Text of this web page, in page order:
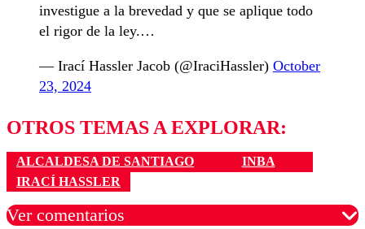
investigue a la brevedad y que se aplique todo
el rigor de la ley.…
— Irací Hassler Jacob (@IraciHassler) October
23, 2024
OTROS TEMAS A EXPLORAR:
ALCALDESA DE SANTIAGO
INBA
IRACÍ HASSLER
Ver comentarios